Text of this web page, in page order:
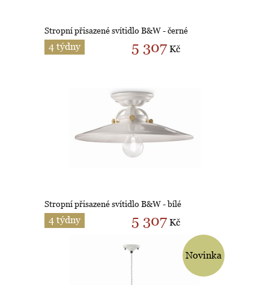
Stropní přisazené svítidlo B&W - černé
4 týdny 5 307 Kč
Stropní přisazené svítidlo B&W - bílé
4 týdny 5 307 Kč
Novinka